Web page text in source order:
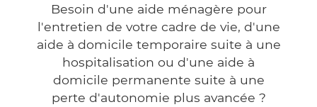
Besoin d'une aide ménagère pour
l'entretien de votre cadre de vie, d'une
aide à domicile temporaire suite à une
hospitalisation ou d'une aide à
domicile permanente suite à une
perte d'autonomie plus avancée ?